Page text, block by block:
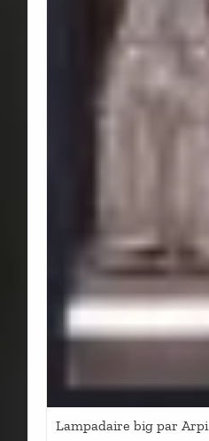
Lampadaire big par Arpi